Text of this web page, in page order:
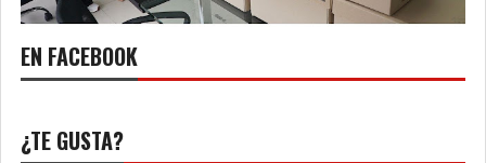
EN FACEBOOK
¿TE GUSTA?